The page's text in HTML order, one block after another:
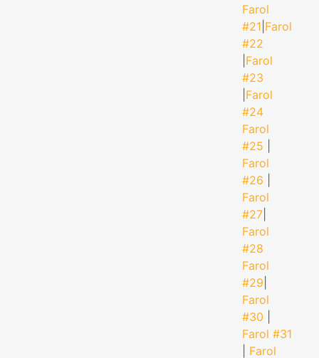
Farol
#21 Farol
#22
Farol
#23
Farol
#24
Farol
#25
Farol
#26
Farol
#27
Farol
#28
Farol
#29
Farol
#30
Farol #31
Farol